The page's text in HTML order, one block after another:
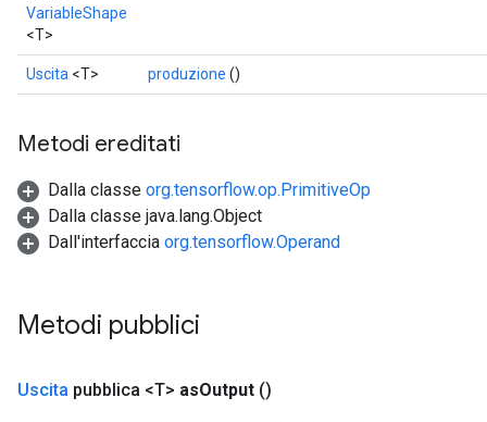
VariableShape
<T>
Uscita <T> produzione ()
Metodi ereditati
Dalla classe org.tensorflow.op.PrimitiveOp
Dalla classe java.lang.Object
Dall'interfaccia org.tensorflow.Operand
Metodi pubblici
Uscita pubblica <T> asOutput ()